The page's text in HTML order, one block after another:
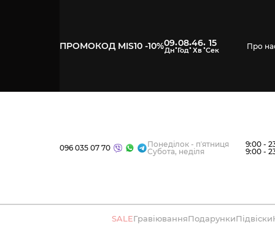
ПРОМОКОД MIS10 -10%09:08:46: 15 Про
096 035 07 70 Понеділок - пʼятниця
9:00 -
Субота, неділя
9:00 -
SALEГравіюванняПодарункиПідвіски